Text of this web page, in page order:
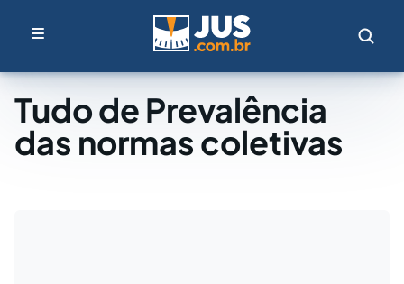
Tudo de Prevalência
das normas coletivas